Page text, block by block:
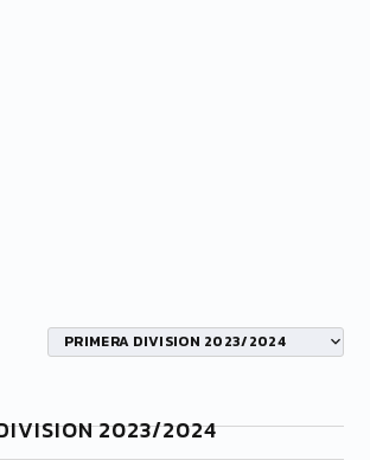
PRIMERA DIVISION 2023/2024
DIVISION 2023/2024